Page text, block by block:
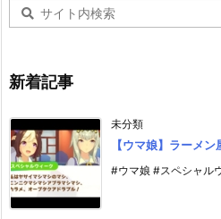
新着記事
未分類
【ウマ娘】ラーメ
#ウマ娘 #スペシャル